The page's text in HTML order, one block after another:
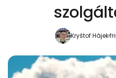
Kryštof Hájek
Folytatás
Folytatás a